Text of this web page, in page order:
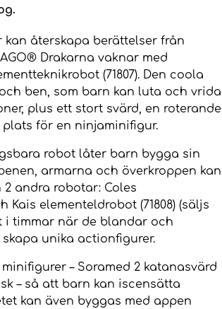
återskapa berättelser från
Drakarna vaknar med
(71807). Den coola
ben, som barn kan luta och vrida
plus ett stort svärd, en roterande
för en ninjaminifigur.
robot låter barn bygga sin
armarna och överkroppen kan
andra robotar: Coles
Kais elementeldrobot (71808) (säljs
i timmar när de blandar och
unika actionfigurer.
– Soramed 2 katanasvärd
– så att barn kan iscensätta
kan även byggas med appen